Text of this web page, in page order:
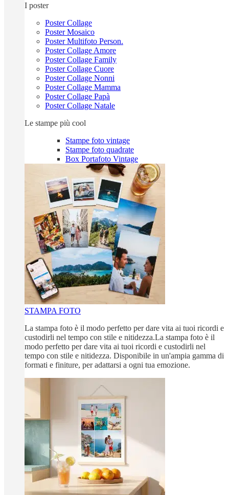
I poster
Poster Collage
Poster Mosaico
Poster Multifoto Person.
Poster Collage Amore
Poster Collage Family
Poster Collage Cuore
Poster Collage Nonni
Poster Collage Mamma
Poster Collage Papà
Poster Collage Natale
Le stampe più cool
Stampe foto vintage
Stampe foto quadrate
Box Portafoto Vintage
STAMPA FOTO
La stampa foto è il modo perfetto per dare vita ai tuoi ricordi e
custodirli nel tempo con stile e nitidezza.La stampa foto è il
modo perfetto per dare vita ai tuoi ricordi e custodirli nel
tempo con stile e nitidezza. Disponibile in un'ampia gamma di
formati e finiture, per adattarsi a ogni tua emozione.